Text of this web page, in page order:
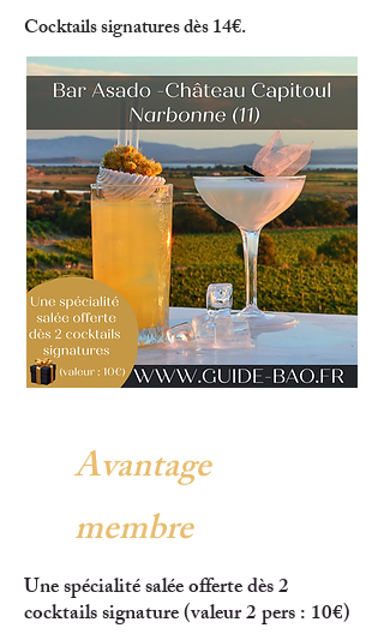
Cocktails signatures dès 14€.
Avantage
membre
Une spécialité salée offerte dès 2
cocktails signature (valeur 2 pers : 10€)